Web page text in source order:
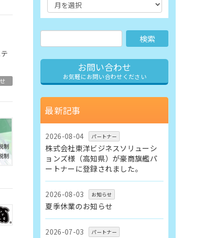
お問い合わせ
お気軽にお問い合わせください
最新記事
2026-08-04 パートナー
株式会社東洋ビジネスソリューシ
ョンズ様（高知県）が豪商旗艦パ
ートナーに登録されました。
2026-08-03 お知らせ
夏季休業のお知らせ
2026-07-03 パートナー